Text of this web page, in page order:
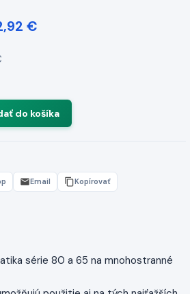
€
Email Kopírovať
série 80 a 65 na mnohostranné